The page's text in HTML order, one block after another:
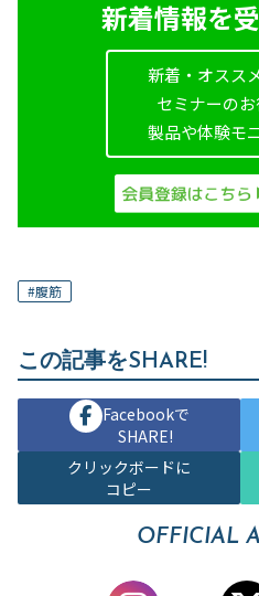
新着情報を
新着・オスス
セミナーの
製品や体験モ
#腹筋
この記事をSHARE!
Facebookで
SHARE!
クリックボードに
コピー
OFFICIAL